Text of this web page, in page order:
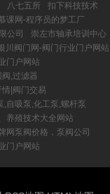
八七五所
扣下科技技术
课网-程序员的梦工厂
公司
崇左市轴承培训中心
川阀门网-阀门行业门户网站
门户网站
,过滤器
|阀门交易
自吸泵,化工泵,螺杆泵
养殖技术大全网站
网泵阀价格，泵阀公司
门户网站